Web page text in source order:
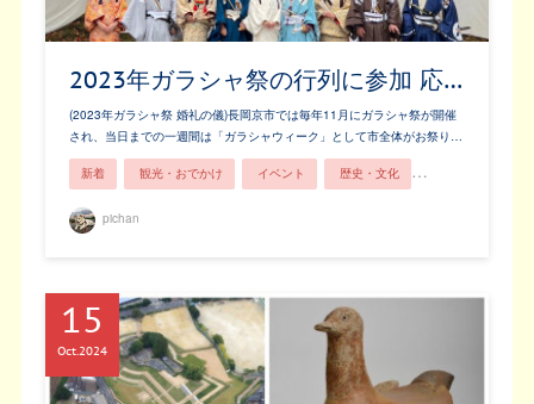
2023年ガラシャ祭の行列に参加 応…
(2023年ガラシャ祭 婚礼の儀)長岡京市では毎年11月にガラシャ祭が開催
され、当日までの一週間は「ガラシャウィーク」として市全体がお祭り…
新着 観光・おでかけ イベント 歴史・文化
pichan
15
Oct2024